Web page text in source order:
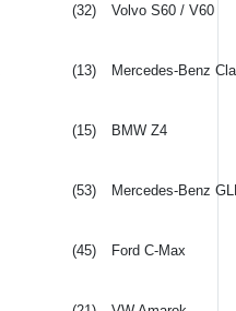
(32) Volvo S60 / V60
(13) Mercedes-Benz
(15) BMW Z4
(53) Mercedes-Benz
(45) Ford C-Max